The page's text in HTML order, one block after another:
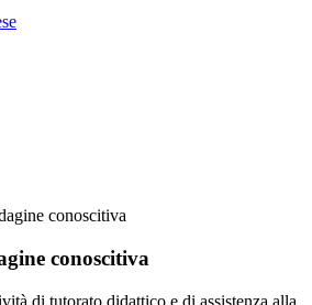
conoscitiva
conoscitiva
di tutorato didattico e di assistenza alla